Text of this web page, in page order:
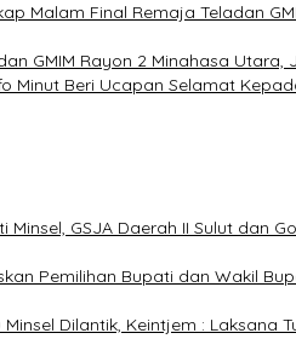
Malam Final Remaja Teladan
GMIM Rayon 2 Minahasa
Minut Beri Ucapan Selamat
Minsel, GSJA Daerah II Sulut dan
Pemilihan Bupati dan Wakil
Minsel Dilantik, Keintjem :